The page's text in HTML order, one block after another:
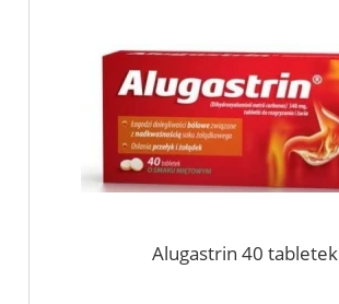
Alugastrin 40 tabletek